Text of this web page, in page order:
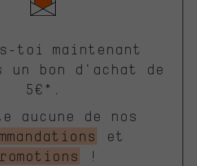
toi maintenant
un bon d'achat de
5€*.
aucune de nos
et
!